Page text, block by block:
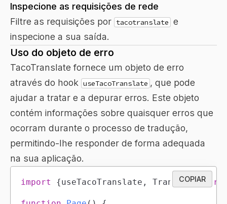
Inspecione as requisições de rede
Filtre as requisições por tacotranslate e
inspecione a sua saída.
Uso do objeto de erro
TacoTranslate fornece um objeto de erro
através do hook useTacoTranslate , que pode
ajudar a tratar e a depurar erros. Este objeto
contém informações sobre quaisquer erros que
ocorram durante o processo de tradução,
permitindo-lhe responder de forma adequada
na sua aplicação.
COPIAR
import {useTacoTranslate , Translate}